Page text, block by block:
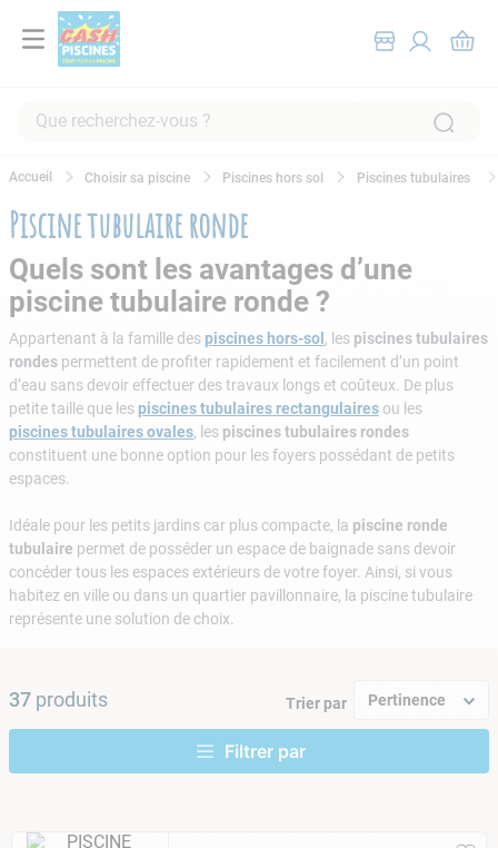
Que recherchez-vous ?
Choisir sa piscine Piscines hors sol Piscines tubulaires
Piscine tubulaire ronde
Quels sont les avantages d’une
piscine tubulaire ronde ?
Appartenant à la famille des piscines hors-sol , les piscines tubulaires
rondes permettent de profiter rapidement et facilement d’un point
d’eau sans devoir effectuer des travaux longs et coûteux. De plus
petite taille que les piscines tubulaires rectangulaires ou les
piscines tubulaires ovales, les piscines tubulaires rondes
constituent une bonne option pour les foyers possédant de petits
espaces.
Idéale pour les petits jardins car plus compacte, la piscine ronde
tubulaire permet de posséder un espace de baignade sans devoir
concéder tous les espaces extérieurs de votre foyer. Ainsi, si vous
habitez en ville ou dans un quartier pavillonnaire, la piscine tubulaire
représente une solution de choix.
37 produits Trier par Pertinence
2 .
piscine hors sol
3 .
robot piscine
4.
aspirateur
5.
chlore
6 .
tuyau
7.
spa
aspirateur piscine
10. chlore choc